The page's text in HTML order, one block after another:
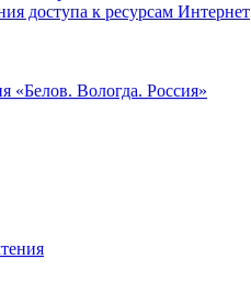
доступа к ресурсам Интернет
«Белов. Вологда. Россия»